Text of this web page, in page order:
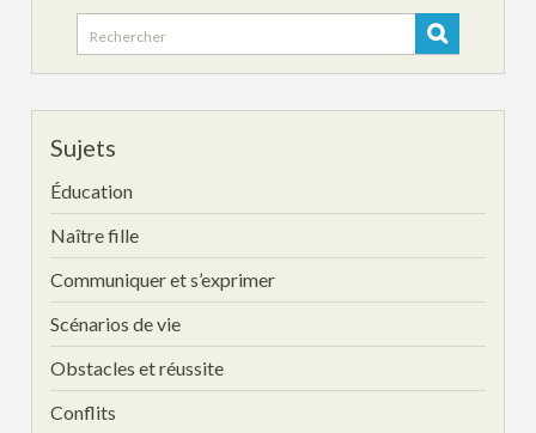
Search
for:
Sujets
Éducation
Naître fille
Communiquer et s’exprimer
Scénarios de vie
Obstacles et réussite
Conflits